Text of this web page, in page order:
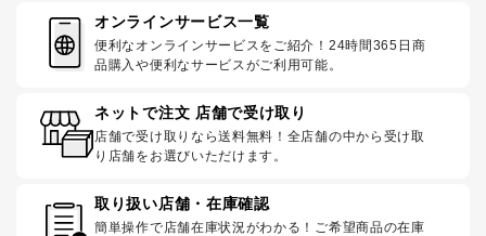
オンラインサービス一覧
便利なオンラインサービスをご紹介！24時間365日商
品購入や便利なサービスがご利用可能。
ネットで注文 店舗で受け取り
店舗で受け取りなら送料無料！全店舗の中から受け取
り店舗をお選びいただけます。
取り扱い店舗・在庫確認
簡単操作で店舗在庫状況がわかる！ご希望商品の在庫